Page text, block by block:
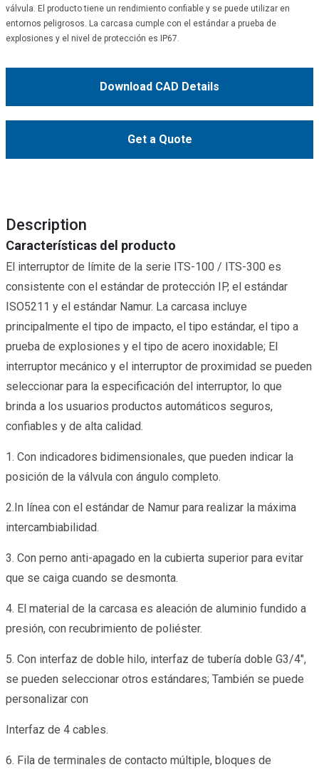
válvula. El producto tiene un rendimiento confiable y se puede utilizar en
entornos peligrosos. La carcasa cumple con el estándar a prueba de
explosiones y el nivel de protección es IP67.
Download CAD Details
Get a Quote
Description
Características del producto
El interruptor de límite de la serie ITS-100 / ITS-300 es
consistente con el estándar de protección IP, el estándar
ISO5211 y el estándar Namur. La carcasa incluye
principalmente el tipo de impacto, el tipo estándar, el tipo a
prueba de explosiones y el tipo de acero inoxidable; El
interruptor mecánico y el interruptor de proximidad se pueden
seleccionar para la especificación del interruptor, lo que
brinda a los usuarios productos automáticos seguros,
confiables y de alta calidad.
1. Con indicadores bidimensionales, que pueden indicar la
posición de la válvula con ángulo completo.
2.In línea con el estándar de Namur para realizar la máxima
intercambiabilidad.
3. Con perno anti-apagado en la cubierta superior para evitar
que se caiga cuando se desmonta.
4. El material de la carcasa es aleación de aluminio fundido a
presión, con recubrimiento de poliéster.
5. Con interfaz de doble hilo, interfaz de tubería doble G3/4",
se pueden seleccionar otros estándares; También se puede
personalizar con
Interfaz de 4 cables.
6. Fila de terminales de contacto múltiple, bloques de